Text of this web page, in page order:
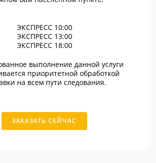
ЭКСПРЕСС 10:00
ЭКСПРЕСС 13:00
ЭКСПРЕСС 18:00
выполнение данной услуги
приоритетной обработкой
на всем пути следования.
ЗАКАЗАТЬ СЕЙЧАС